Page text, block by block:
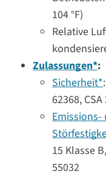
104 °F)
Relative
Zulassungen*:
Sicherheit*
62368,
Emissions-
15 Klasse
55032